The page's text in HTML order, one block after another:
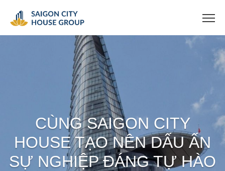
CÙNG SAIGON CITY
HOUSE TẠO NÊN DẤU ẤN
SỰ NGHIỆP ĐÁNG TỰ HÀO